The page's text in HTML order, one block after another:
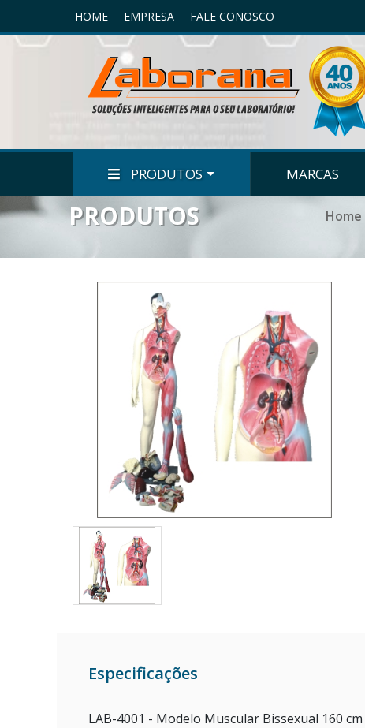
HOME EMPRESA FALE CONOSCO
PRODUTOS MARCAS
PRODUTOS Home
Especificações
LAB-4001 - Modelo Muscular Bissexual 160